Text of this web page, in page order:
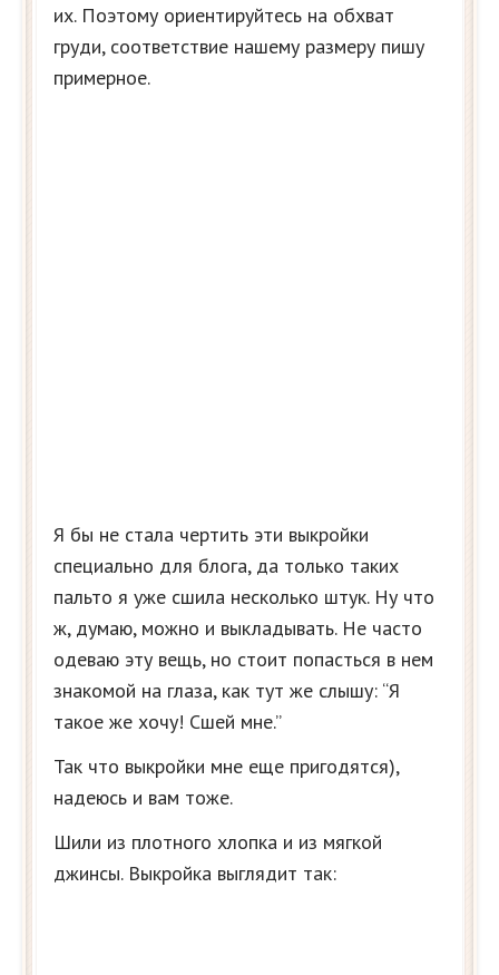
их. Поэтому ориентируйтесь на обхват
груди, соответствие нашему размеру пишу
примерное.
Я бы не стала чертить эти выкройки
специально для блога, да только таких
пальто я уже сшила несколько штук. Ну что
ж, думаю, можно и выкладывать. Не часто
одеваю эту вещь, но стоит попасться в нем
знакомой на глаза, как тут же слышу: “Я
такое же хочу! Сшей мне.”
Так что выкройки мне еще пригодятся),
надеюсь и вам тоже.
Шили из плотного хлопка и из мягкой
джинсы. Выкройка выглядит так: